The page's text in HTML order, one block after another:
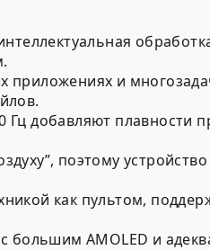
приложениях и
Гц добавляют плавности
поэтому устройство
как пультом,
большим AMOLED и